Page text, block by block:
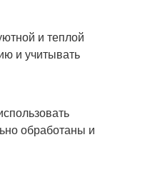
и теплой
и учитывать
обработаны и